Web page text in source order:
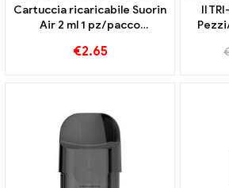
Cartuccia ricaricabile Suorin
Air 2 ml 1 pz/pacco
all'ingrosso丨Personalizzato
€2.65
Il